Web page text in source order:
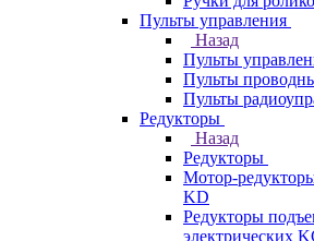
Пульты управления
Назад
Пульты
Пульты
Пульты
Редукторы
Назад
Редукторы
Мотор-
KD
Редукторы
электрических